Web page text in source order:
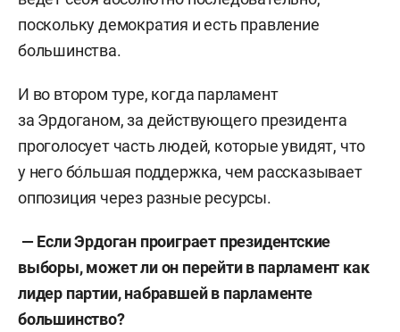
поскольку демократия и есть правление
большинства.
И во втором туре, когда парламент
за Эрдоганом, за действующего президента
проголосует часть людей, которые увидят, что
у него бо́льшая поддержка, чем рассказывает
оппозиция через разные ресурсы.
— Если Эрдоган проиграет президентские
выборы, может ли он перейти в парламент как
лидер партии, набравшей в парламенте
большинство?